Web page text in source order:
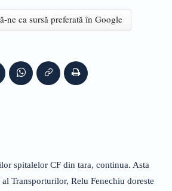
ne ca sursă preferată în Google
spitalelor CF din tara, continua. Asta
Transporturilor, Relu Fenechiu doreste